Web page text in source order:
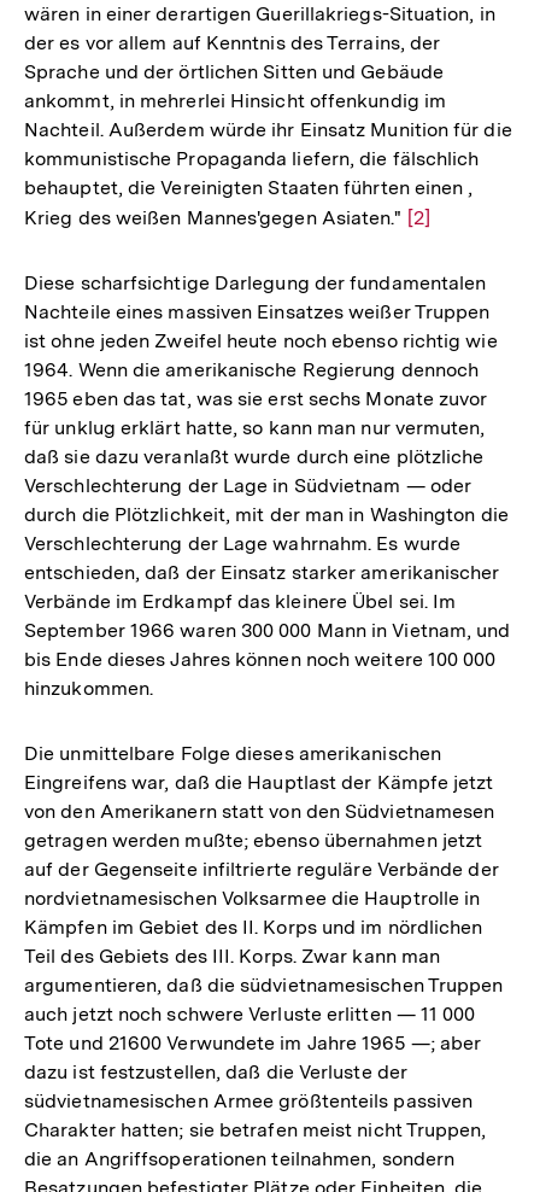
wären in einer derartigen Guerillakriegs-Situation, in
der es vor allem auf Kenntnis des Terrains, der
Sprache und der örtlichen Sitten und Gebäude
ankommt, in mehrerlei Hinsicht offenkundig im
Nachteil. Außerdem würde ihr Einsatz Munition für die
kommunistische Propaganda liefern, die fälschlich
behauptet, die Vereinigten Staaten führten einen ,
Krieg des weißen Mannes'gegen Asiaten." Zur
der
Fußnote
[2]
Diese scharfsichtige Darlegung der fundamentalen
Nachteile eines massiven Einsatzes weißer Truppen
ist ohne jeden Zweifel heute noch ebenso richtig wie
1964. Wenn die amerikanische Regierung dennoch
1965 eben das tat, was sie erst sechs Monate zuvor
für unklug erklärt hatte, so kann man nur vermuten,
daß sie dazu veranlaßt wurde durch eine plötzliche
Verschlechterung der Lage in Südvietnam — oder
durch die Plötzlichkeit, mit der man in Washington die
Verschlechterung der Lage wahrnahm. Es wurde
entschieden, daß der Einsatz starker amerikanischer
Verbände im Erdkampf das kleinere Übel sei. Im
September 1966 waren 300 000 Mann in Vietnam, und
bis Ende dieses Jahres können noch weitere 100 000
hinzukommen.
Die unmittelbare Folge dieses amerikanischen
Eingreifens war, daß die Hauptlast der Kämpfe jetzt
von den Amerikanern statt von den Südvietnamesen
getragen werden mußte; ebenso übernahmen jetzt
auf der Gegenseite infiltrierte reguläre Verbände der
nordvietnamesischen Volksarmee die Hauptrolle in
Kämpfen im Gebiet des II. Korps und im nördlichen
Teil des Gebiets des III. Korps. Zwar kann man
argumentieren, daß die südvietnamesischen Truppen
auch jetzt noch schwere Verluste erlitten — 11 000
Tote und 21600 Verwundete im Jahre 1965 —; aber
dazu ist festzustellen, daß die Verluste der
südvietnamesischen Armee größtenteils passiven
Charakter hatten; sie betrafen meist nicht Truppen,
die an Angriffsoperationen teilnahmen, sondern
Besatzungen befestigter Plätze oder Einheiten, die